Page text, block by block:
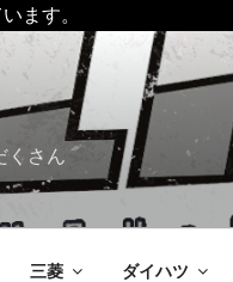
ます。
くさん
三菱 ダイハツ